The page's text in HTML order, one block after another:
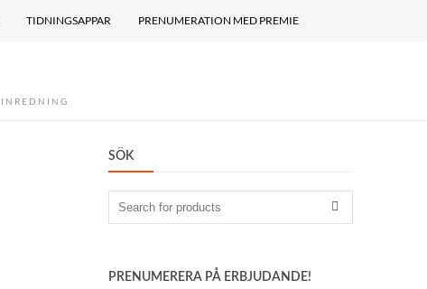
TIDNINGSAPPAR PRENUMERATION MED PREMIE
INREDNING
SÖK
Search
for:
PRENUMERERA PÅ ERBJUDANDE!